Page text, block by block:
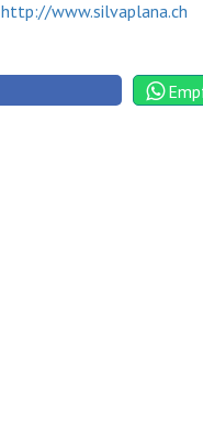
http://www.silvaplana.ch